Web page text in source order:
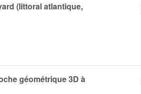
(littoral atlantique,
géométrique 3D à